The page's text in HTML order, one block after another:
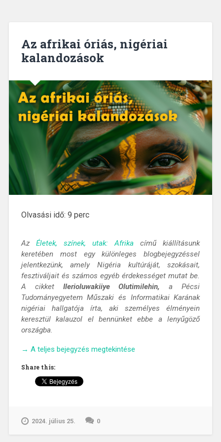
Az afrikai óriás, nigériai
kalandozások
Olvasási idő: 9 perc
Az Életek, színek, utak: Afrika című kiállításunk
keretében most egy különleges blogbejegyzéssel
jelentkezünk, amely Nigéria kultúráját, szokásait,
fesztiváljait és számos egyéb érdekességet mutat be.
A cikket Ilerioluwakiiye Olutimilehin, a Pécsi
Tudományegyetem Műszaki és Informatikai Karának
nigériai hallgatója írta, aki személyes élményein
keresztül kalauzol el bennünket ebbe a lenyűgöző
országba.
„Az
óriás,
nigériai
→ A teljes bejegyzés megtekintése
Share this:
2024. július 25. 0